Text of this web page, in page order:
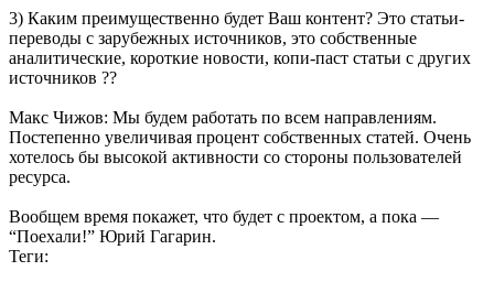
3) Каким преимущественно будет Ваш контент? Это статьи-
переводы с зарубежных источников, это собственные
аналитические, короткие новости, копи-паст статьи с других
источников ??
Макс Чижов: Мы будем работать по всем направлениям.
Постепенно увеличивая процент собственных статей. Очень
хотелось бы высокой активности со стороны пользователей
ресурса.
Вообщем время покажет, что будет с проектом, а пока —
“Поехали!” Юрий Гагарин.
Теги: